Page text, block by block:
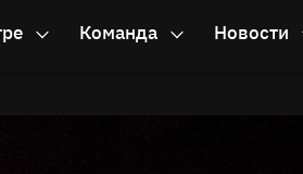
Команда Новости